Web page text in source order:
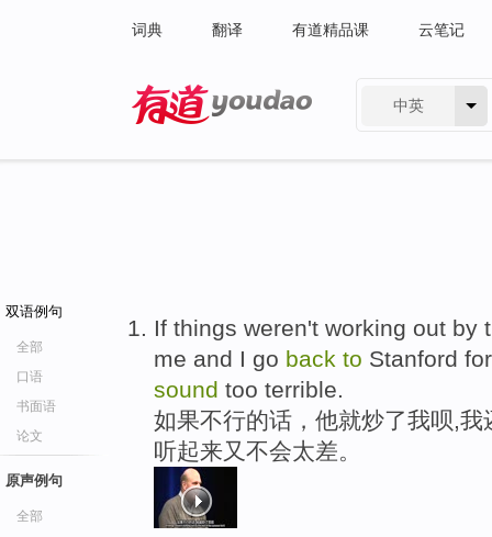
词典 翻译 有道精品课 云笔记
中英
双语例句
全部
口语
书面语
论文
原声例句
全部
If things weren't working out by
me and I go back to Stanford
sound too terrible.
如果不行的话，他就炒了我呗,
听起来又不会太差。